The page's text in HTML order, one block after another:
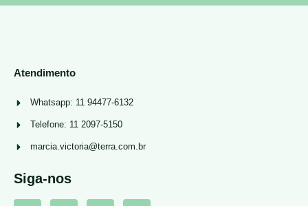
Atendimento
Whatsapp: 11 94477-6132
Telefone: 11 2097-5150
marcia.victoria@terra.com.br
Siga-nos